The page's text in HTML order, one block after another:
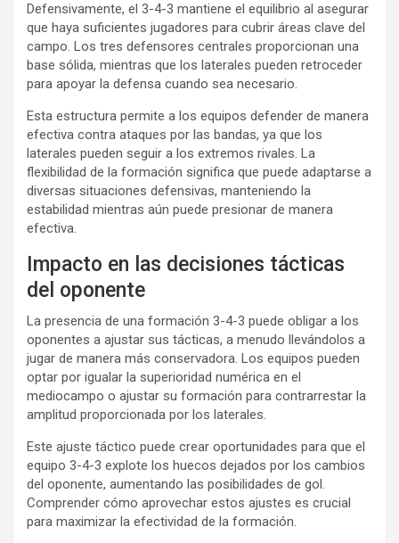
Defensivamente, el 3-4-3 mantiene el equilibrio al asegurar
que haya suficientes jugadores para cubrir áreas clave del
campo. Los tres defensores centrales proporcionan una
base sólida, mientras que los laterales pueden retroceder
para apoyar la defensa cuando sea necesario.
Esta estructura permite a los equipos defender de manera
efectiva contra ataques por las bandas, ya que los
laterales pueden seguir a los extremos rivales. La
flexibilidad de la formación significa que puede adaptarse a
diversas situaciones defensivas, manteniendo la
estabilidad mientras aún puede presionar de manera
efectiva.
Impacto en las decisiones tácticas
del oponente
La presencia de una formación 3-4-3 puede obligar a los
oponentes a ajustar sus tácticas, a menudo llevándolos a
jugar de manera más conservadora. Los equipos pueden
optar por igualar la superioridad numérica en el
mediocampo o ajustar su formación para contrarrestar la
amplitud proporcionada por los laterales.
Este ajuste táctico puede crear oportunidades para que el
equipo 3-4-3 explote los huecos dejados por los cambios
del oponente, aumentando las posibilidades de gol.
Comprender cómo aprovechar estos ajustes es crucial
para maximizar la efectividad de la formación.